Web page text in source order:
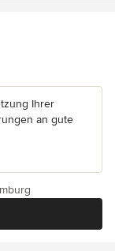
Ihrer
an gute